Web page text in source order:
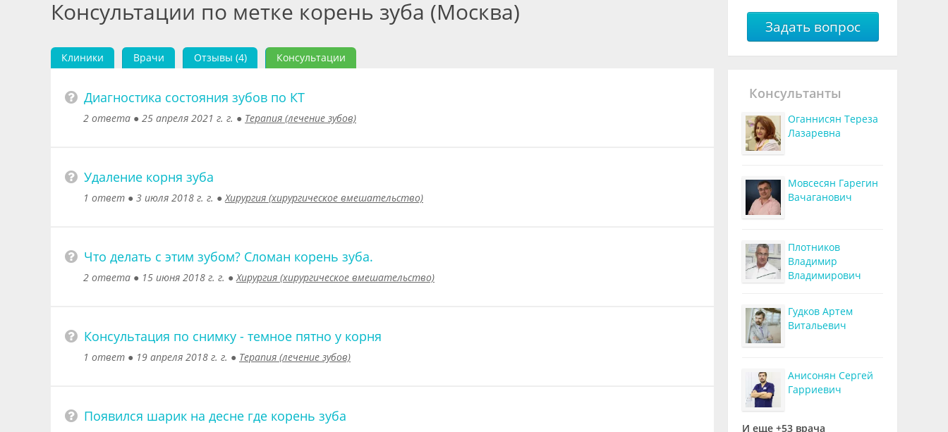
Консультации по метке корень зуба (Москва)
Клиники Врачи Отзывы (4) Консультации
Диагностика состояния зубов по КТ
2 ответа ● 25 апреля 2021 г. г. ● Терапия (лечение зубов)
Удаление корня зуба
1 ответ ● 3 июля 2018 г. г. ● Хирургия (хирургическое вмешательство)
Что делать с этим зубом? Сломан корень зуба.
2 ответа ● 15 июня 2018 г. г. ● Хирургия (хирургическое вмешательство)
Консультация по снимку - темное пятно у корня
1 ответ ● 19 апреля 2018 г. г. ● Терапия (лечение зубов)
Появился шарик на десне где корень зуба
Задать вопрос
Консультанты
Оганнисян Тереза
Лазаревна
Мовсесян Гарегин
Вачаганович
Плотников
Владимир
Владимирович
Гудков Артем
Витальевич
Анисонян Сергей
Гарриевич
И еще +53 врача